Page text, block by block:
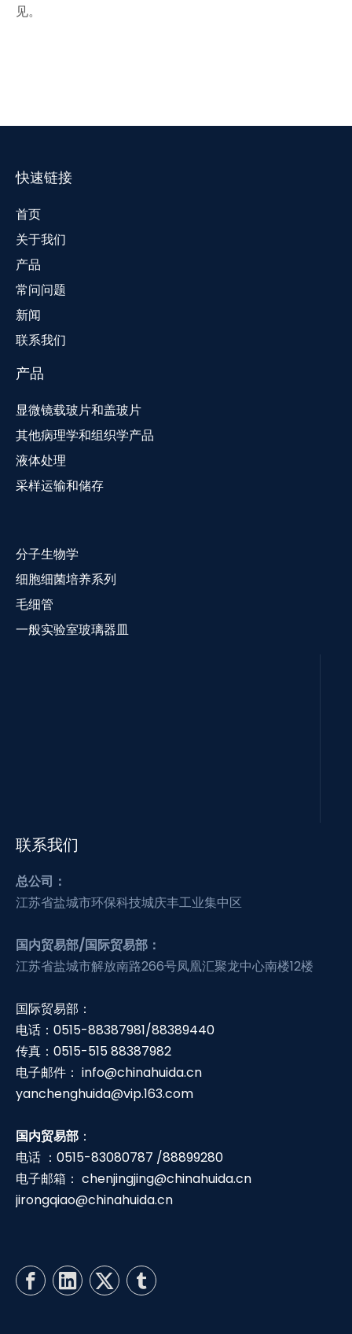
见。
快速链接
首页
关于我们
产品
常问问题
新闻
联系我们
产品
显微镜载玻片和盖玻片
其他病理学和组织学产品
液体处理
采样运输和储存
分子生物学
细胞细菌培养系列
毛细管
一般实验室玻璃器皿
联系我们
总公司：
江苏省盐城市环保科技城庆丰工业集中区
国内贸易部/国际贸易部：
江苏省盐城市解放南路266号凤凰汇聚龙中心南楼12楼
国际贸易部：
电话：0515-88387981/88389440
传真：0515-515 88387982
电子邮件： info@chinahuida.cn
yanchenghuida@vip.163.com
国内贸易部 ：
电话 ：0515-83080787 /88899280
电子邮箱： chenjingjing@chinahuida.cn
jirongqiao@chinahuida.cn